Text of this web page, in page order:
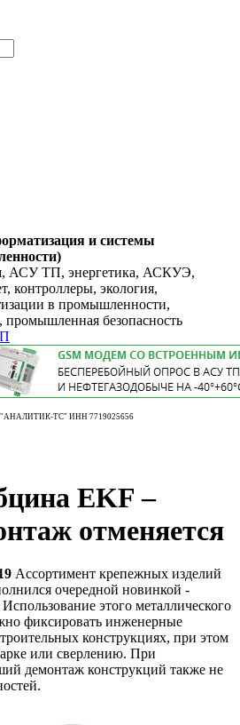
и системы
АСУ ТП, энергетика, АСКУЭ,
контроллеры, экология,
в промышленности,
безопасность
"АНАЛИТИК-ТС" ИНН 7719025656
EKF –
отменяется
Ассортимент крепежных изделий
очередной новинкой -
этого металлического
фиксировать инженерные
конструкциях, при этом
или сверлению. При
демонтаж конструкций также не